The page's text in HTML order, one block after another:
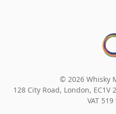
© 2026 Whisky
128 City Road, London, EC1V
VAT